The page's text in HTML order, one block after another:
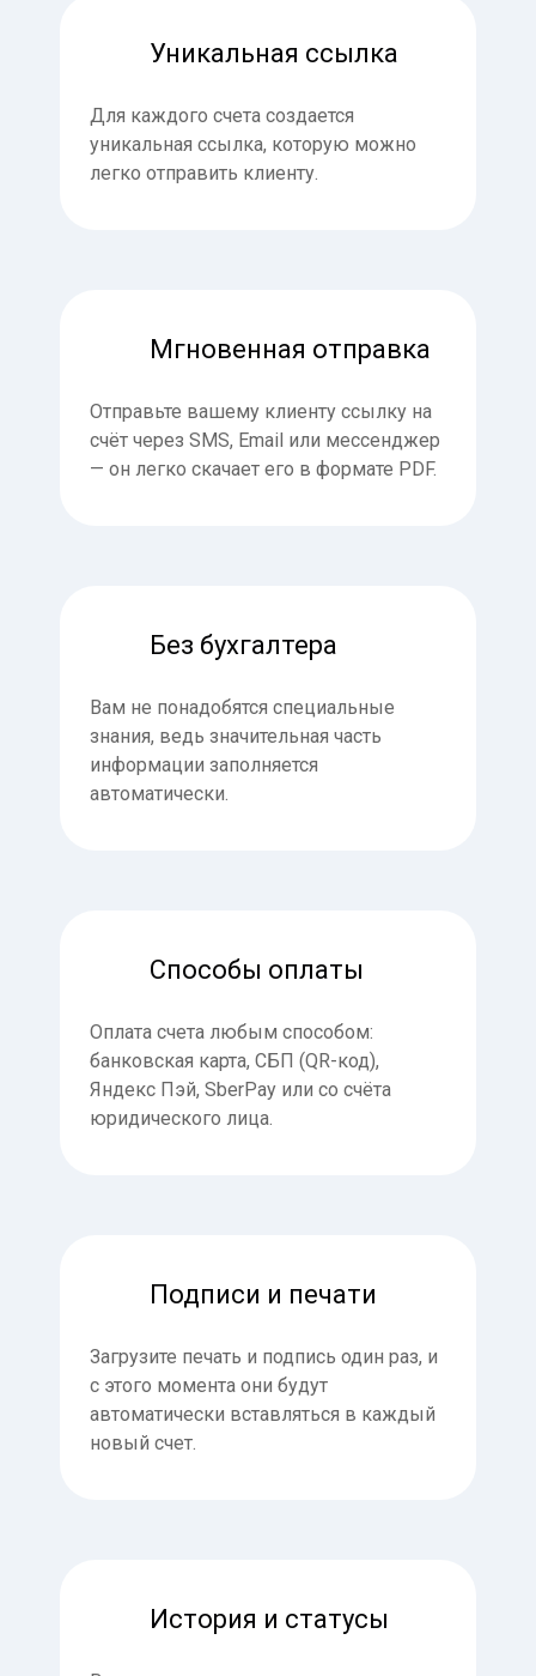
Уникальная ссылка
Для каждого счета создается
уникальная ссылка, которую можно
легко отправить клиенту.
Мгновенная отправка
Отправьте вашему клиенту ссылку на
счёт через SMS, Email или мессенджер
— он легко скачает его в формате PDF.
Без бухгалтера
Вам не понадобятся специальные
знания, ведь значительная часть
информации заполняется
автоматически.
Способы оплаты
Оплата счета любым способом:
банковская карта, СБП (QR-код),
Яндекс Пэй, SberPay или со счёта
юридического лица.
Подписи и печати
Загрузите печать и подпись один раз, и
с этого момента они будут
автоматически вставляться в каждый
новый счет.
История и статусы